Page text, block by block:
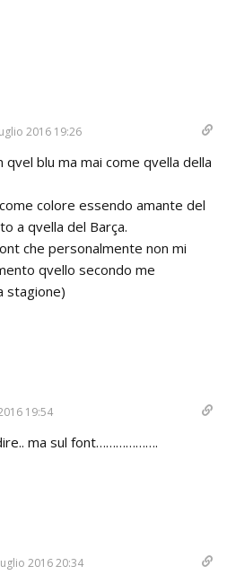
2016 19:26
blu ma mai come qvella della
colore essendo amante del
a qvella del Barça.
che personalmente non mi
qvello secondo me
stagione)
19:54
ma sul font……………….
2016 20:34